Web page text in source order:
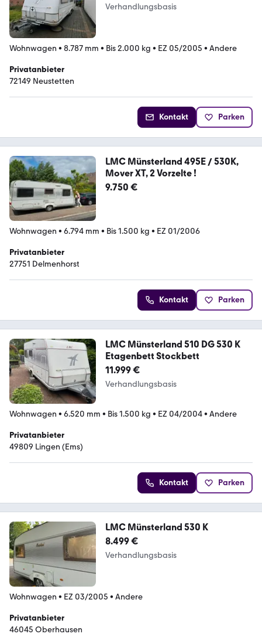
Verhandlungsbasis
Wohnwagen • 8.787 mm • Bis 2.000 kg • EZ 05/2005 • Andere
Privatanbieter
72149 Neustetten
Kontakt Parken
LMC Münsterland 495E / 530K,
Mover XT, 2 Vorzelte !
9.750 €
Wohnwagen • 6.794 mm • Bis 1.500 kg • EZ 01/2006
Privatanbieter
27751 Delmenhorst
Kontakt Parken
LMC Münsterland 510 DG 530 K
Etagenbett Stockbett
11.999 €
Verhandlungsbasis
Wohnwagen • 6.520 mm • Bis 1.500 kg • EZ 04/2004• Andere
Privatanbieter
49809 Lingen (Ems)
Kontakt Parken
LMC Münsterland 530 K
8.499 €
Verhandlungsbasis
Wohnwagen • EZ 03/2005 • Andere
Privatanbieter
46045 Oberhausen